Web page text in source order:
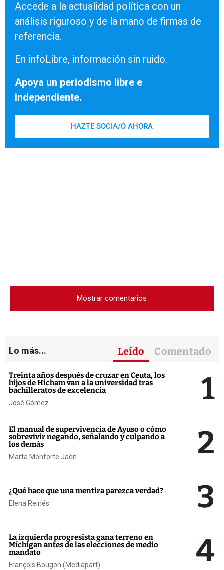
Accede a la actualidad política con un
análisis riguroso y de la mano de firmas de
referencia.
En infoLibre, información sin ruido.
Apoya un periodismo libre e
independiente.
HAZTE SOCIA/O AHORA
Mostrar comentarios
Lo más... Leído Comentado
Treinta años después de cruzar en Ceuta, los
hijos de Hicham van a la universidad tras
bachilleratos de excelencia
José Gómez 1
El manual de supervivencia de Ayuso o cómo
sobrevivir negando, señalando y culpando a
los demás
Marta Monforte Jaén 2
¿Qué hace que una mentira parezca verdad?
Elena Reinés 3
La izquierda progresista gana terreno en
Míchigan antes de las elecciones de medio
mandato
François Bougon (Mediapart) 4